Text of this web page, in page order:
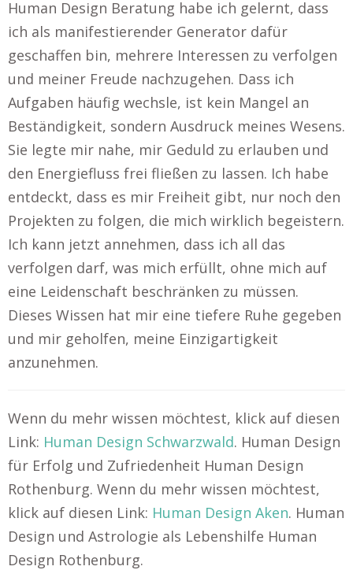
Human Design Beratung habe ich gelernt, dass
ich als manifestierender Generator dafür
geschaffen bin, mehrere Interessen zu verfolgen
und meiner Freude nachzugehen. Dass ich
Aufgaben häufig wechsle, ist kein Mangel an
Beständigkeit, sondern Ausdruck meines Wesens.
Sie legte mir nahe, mir Geduld zu erlauben und
den Energiefluss frei fließen zu lassen. Ich habe
entdeckt, dass es mir Freiheit gibt, nur noch den
Projekten zu folgen, die mich wirklich begeistern.
Ich kann jetzt annehmen, dass ich all das
verfolgen darf, was mich erfüllt, ohne mich auf
eine Leidenschaft beschränken zu müssen.
Dieses Wissen hat mir eine tiefere Ruhe gegeben
und mir geholfen, meine Einzigartigkeit
anzunehmen.
Wenn du mehr wissen möchtest, klick auf diesen
Link: Human Design Schwarzwald. Human Design
für Erfolg und Zufriedenheit Human Design
Rothenburg. Wenn du mehr wissen möchtest,
klick auf diesen Link: Human Design Aken. Human
Design und Astrologie als Lebenshilfe Human
Design Rothenburg.